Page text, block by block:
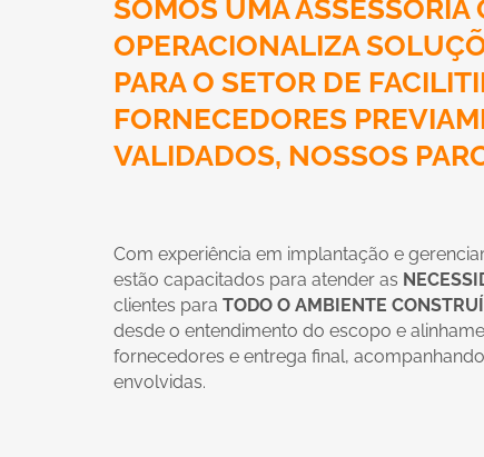
SOMOS UMA ASSESSORIA
OPERACIONALIZA
PARA O SETOR DE
FORNECEDORES
VALIDADOS, NOSSOS
Com experiência em implantação e
estão capacitados para atender as
clientes para TODO O AMBIENTE
desde o entendimento do escopo e
fornecedores e entrega final,
envolvidas.